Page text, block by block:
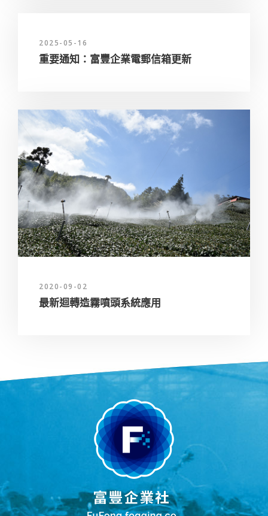
2025-05-16
重要通知：富豐企業電郵信箱更新
2020-09-02
最新迴轉造霧噴頭系統應用